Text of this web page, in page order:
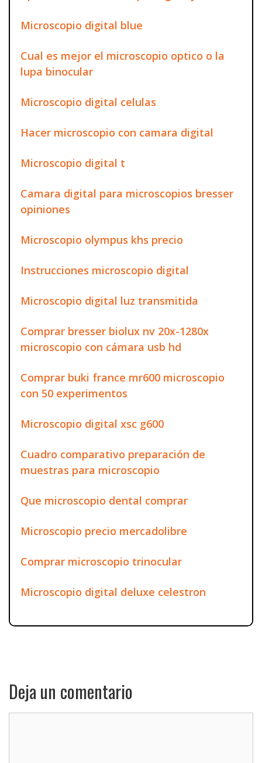
Microscopio digital blue
Cual es mejor el microscopio optico o la
lupa binocular
Microscopio digital celulas
Hacer microscopio con camara digital
Microscopio digital t
Camara digital para microscopios bresser
opiniones
Microscopio olympus khs precio
Instrucciones microscopio digital
Microscopio digital luz transmitida
Comprar bresser biolux nv 20x-1280x
microscopio con cámara usb hd
Comprar buki france mr600 microscopio
con 50 experimentos
Microscopio digital xsc g600
Cuadro comparativo preparación de
muestras para microscopio
Que microscopio dental comprar
Microscopio precio mercadolibre
Comprar microscopio trinocular
Microscopio digital deluxe celestron
Deja un comentario